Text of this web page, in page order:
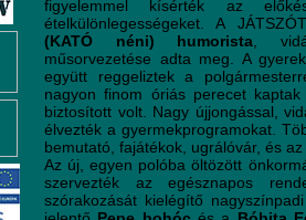
figyelemmel kísérték az
ételkülönlegességeket. A
(KATÓ néni)
humorista ,
műsorvezetése adta meg. A
együtt reggeliztek a
nagyon finom óriás perecet
biztosított volt. Nagy újjongással,
élvezték a gyermekprogramokat.
bemutató, fajátékok, ugrálóvár, és
Az új, egyen polóba öltözött
szervezték az egésznapos
szórakozását kielégítő